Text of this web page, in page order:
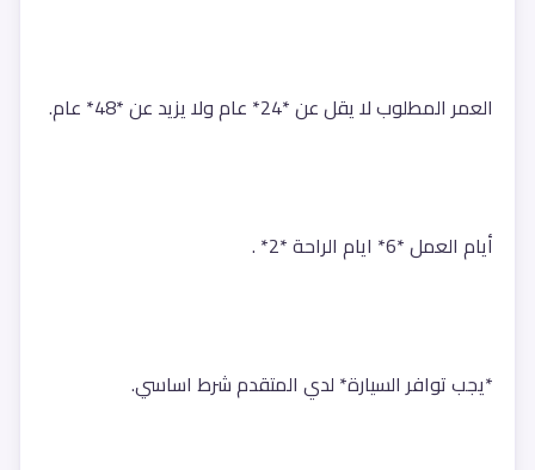
العمر المطلوب لا يقل عن *24* عام ولا يزيد عن *48* عام.
أيام العمل *6* ايام الراحة *2* .
*يجب توافر السيارة* لدي المتقدم شرط اساسي.